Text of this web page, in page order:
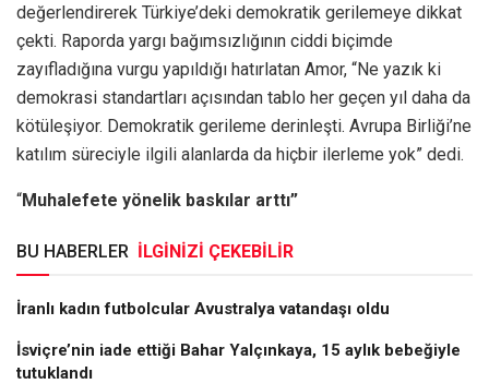
değerlendirerek Türkiye’deki demokratik gerilemeye dikkat
çekti. Raporda yargı bağımsızlığının ciddi biçimde
zayıfladığına vurgu yapıldığı hatırlatan Amor, “Ne yazık ki
demokrasi standartları açısından tablo her geçen yıl daha da
kötüleşiyor. Demokratik gerileme derinleşti. Avrupa Birliği’ne
katılım süreciyle ilgili alanlarda da hiçbir ilerleme yok” dedi.
“Muhalefete yönelik baskılar arttı”
BU HABERLER İLGİNİZİ ÇEKEBİLİR
İranlı kadın futbolcular Avustralya vatandaşı oldu
İsviçre’nin iade ettiği Bahar Yalçınkaya, 15 aylık bebeğiyle
tutuklandı